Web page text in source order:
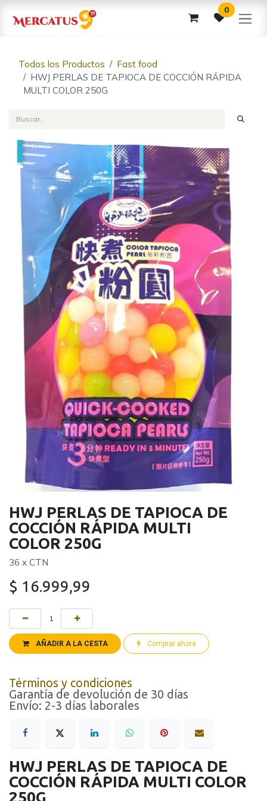
0
Todos los Productos
Fast food
HWJ PERLAS DE TAPIOCA DE COCCIÓN RÁPIDA
MULTI COLOR 250G
HWJ PERLAS DE TAPIOCA DE
COCCIÓN RÁPIDA MULTI
COLOR 250G
36 x CTN
$ 16.999,99
AÑADIR A LA CESTA Comprar ahora
Términos y condiciones
Garantía de devolución de 30 días
Envío: 2-3 días laborales
HWJ PERLAS DE TAPIOCA DE
COCCIÓN RÁPIDA MULTI COLOR
250G